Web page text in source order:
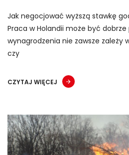
Jak negocjować wyższą stawkę
Praca w Holandii może być dobrze
wynagrodzenia nie zawsze zależy
czy
CZYTAJ WIĘCEJ